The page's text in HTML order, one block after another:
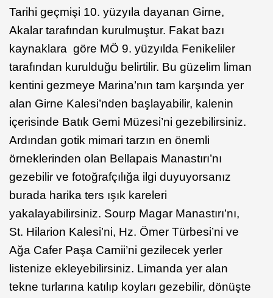
Tarihi geçmişi 10. yüzyıla dayanan Girne,
Akalar tarafından kurulmuştur. Fakat bazı
kaynaklara göre MÖ 9. yüzyılda Fenikeliler
tarafından kurulduğu belirtilir. Bu güzelim liman
kentini gezmeye Marina’nın tam karşında yer
alan Girne Kalesi’nden başlayabilir, kalenin
içerisinde Batık Gemi Müzesi’ni gezebilirsiniz.
Ardından gotik mimari tarzın en önemli
örneklerinden olan Bellapais Manastırı’nı
gezebilir ve fotoğrafçılığa ilgi duyuyorsanız
burada harika ters ışık kareleri
yakalayabilirsiniz. Sourp Magar Manastırı’nı,
St. Hilarion Kalesi’ni, Hz. Ömer Türbesi’ni ve
Ağa Cafer Paşa Camii’ni gezilecek yerler
listenize ekleyebilirsiniz. Limanda yer alan
tekne turlarına katılıp koyları gezebilir, dönüşte